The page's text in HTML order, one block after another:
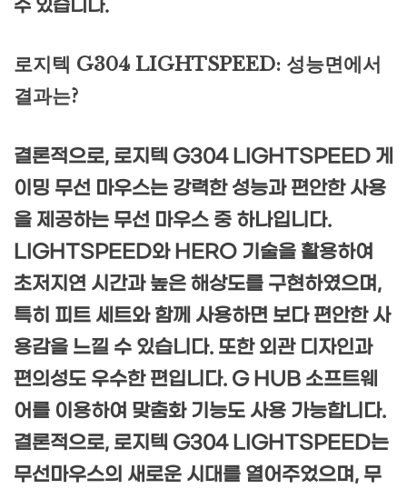
수 있습니다.
로지텍 G304 LIGHTSPEED: 성능면에서
결과는?
결론적으로, 로지텍 G304 LIGHTSPEED 게
이밍 무선 마우스는 강력한 성능과 편안한 사용
을 제공하는 무선 마우스 중 하나입니다.
LIGHTSPEED와 HERO 기술을 활용하여
초저지연 시간과 높은 해상도를 구현하였으며,
특히 피트 세트와 함께 사용하면 보다 편안한 사
용감을 느낄 수 있습니다. 또한 외관 디자인과
편의성도 우수한 편입니다. G HUB 소프트웨
어를 이용하여 맞춤화 기능도 사용 가능합니다.
결론적으로, 로지텍 G304 LIGHTSPEED는
무선마우스의 새로운 시대를 열어주었으며, 무